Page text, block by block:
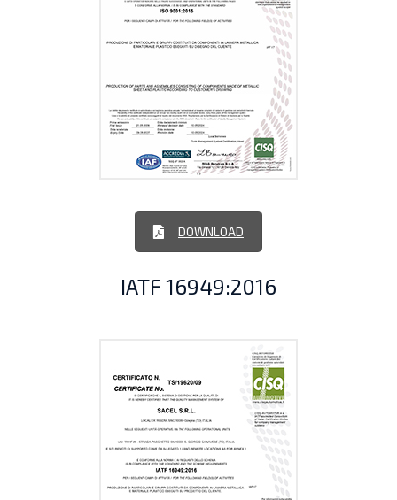
DOWNLOAD
IATF 16949:2016